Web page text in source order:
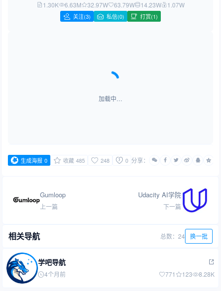
1.30K
6.63M 32.97W 63.79W 14.23W 1.07W
关注(3) 私信(0) 打赏(1)
加载中…
生成海报 0 收藏 485 248 0 分享：
Gumloop
上一篇
Udacity AI学院
下一篇
相关导航 总数：24 换一批
学吧导航
4个月前 771 123 8.28K